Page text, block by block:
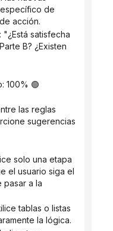
de
acción.
B? ¿Existen
sugerencias
el usuario siga el
pasar a la
la lógica.